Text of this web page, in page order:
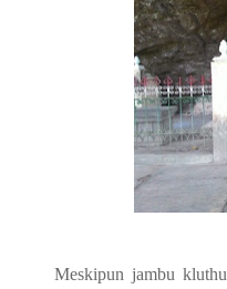
Meskipun jambu